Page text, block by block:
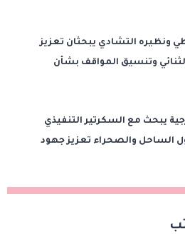
ونظيره التشادي يبحثان تعزيز
وتنسيق المواقف بشأن
يبحث مع السكرتير التنفيذي
الساحل والصحراء تعزيز جهود